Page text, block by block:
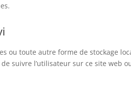
ou toute autre forme de stockage
suivre l’utilisateur sur ce site web